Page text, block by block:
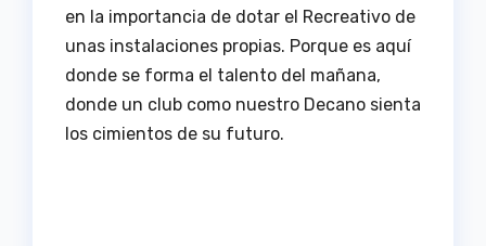
en la importancia de dotar el Recreativo de
unas instalaciones propias. Porque es aquí
donde se forma el talento del mañana,
donde un club como nuestro Decano sienta
los cimientos de su futuro.